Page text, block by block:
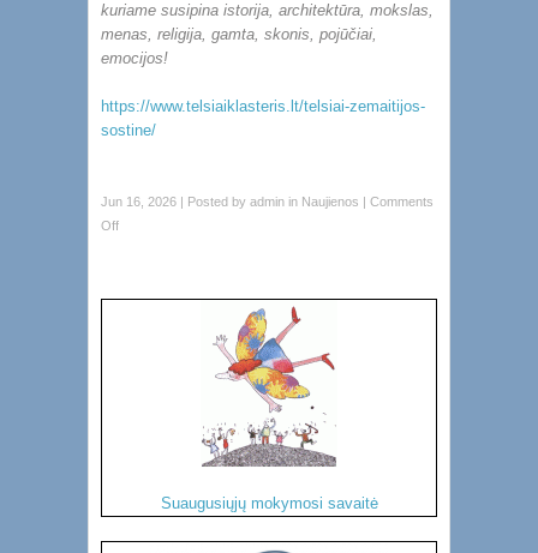
kuriame susipina istorija, architektūra, mokslas,
menas, religija, gamta, skonis, pojūčiai,
emocijos!
https://www.telsiaiklasteris.lt/telsiai-zemaitijos-
sostine/
Jun 16, 2026 | Posted by admin in Naujienos
Comments
Off
Suaugusiųjų mokymosi savaitė